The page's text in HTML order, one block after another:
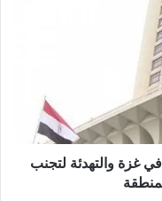
غزة والتهدئة لتجنب